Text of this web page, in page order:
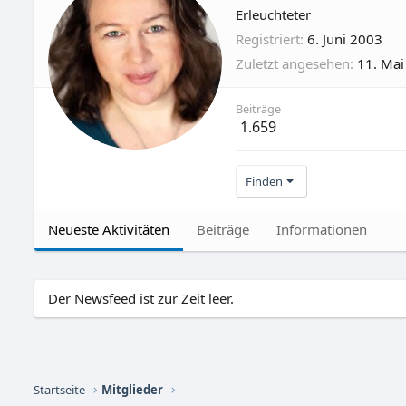
Erleuchteter
Registriert 6. Juni 2003
Zuletzt angesehen 11.
Beiträge
1.659
Finden
Neueste Aktivitäten Beiträge Informationen
Der Newsfeed ist zur Zeit leer.
Startseite Mitglieder